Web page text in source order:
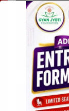
२३ जेष्ठ २०८३,
२०८३, शनिबार
अन्तर्राष्ट्रिय
समाचार स्थानीय